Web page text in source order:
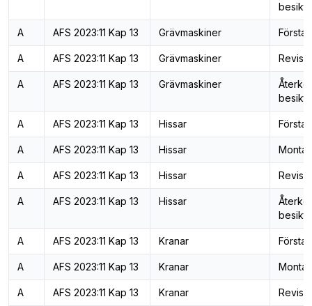
A AFS 2023:11 Kap 13 Grävmaskiner Första
A AFS 2023:11 Kap 13 Grävmaskiner
A AFS 2023:11 Kap 13 Grävmaskiner
A AFS 2023:11 Kap 13 Hissar Första
A AFS 2023:11 Kap 13 Hissar
A AFS 2023:11 Kap 13 Hissar
A AFS 2023:11 Kap 13 Hissar
A AFS 2023:11 Kap 13 Kranar Första
A AFS 2023:11 Kap 13 Kranar
A AFS 2023:11 Kap 13 Kranar